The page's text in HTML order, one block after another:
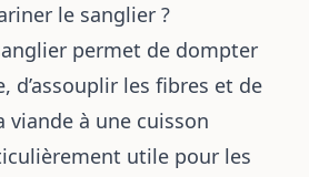
le sanglier ?
permet de dompter
d’assouplir les fibres et de
viande à une cuisson
utile pour les